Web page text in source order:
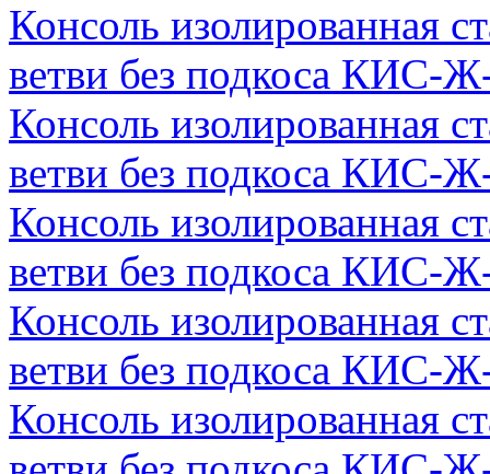
Консоль изолированная
ветви без подкоса КИС-
Консоль изолированная
ветви без подкоса КИС-
Консоль изолированная
ветви без подкоса КИС-
Консоль изолированная
ветви без подкоса КИС-
Консоль изолированная